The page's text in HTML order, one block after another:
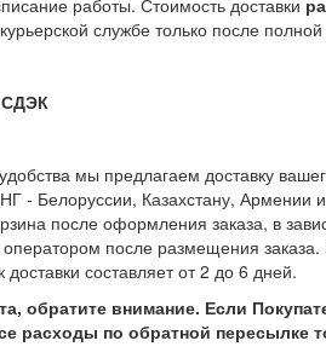
работы. Стоимость доставки
курьерской службе только после
СДЭК
удобства мы предлагаем доставку
- Белоруссии, Казахстану, Армении
после оформления заказа, в
оператором после размещения
доставки составляет от 2 до 6 дней.
обратите внимание. Если
расходы по обратной пересылке